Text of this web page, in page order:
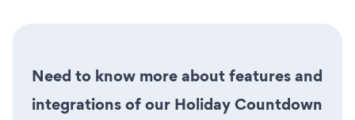
Need to know more about features and
integrations of our Holiday Countdown